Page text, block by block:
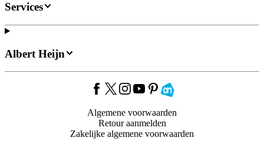
Services
Albert Heijn
Algemene voorwaarden
Retour aanmelden
Zakelijke algemene voorwaarden